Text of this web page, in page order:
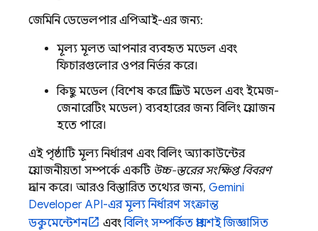
জেমিনি ডেভেলপার এপিআই-এরজন্য:
মূল্য মূলত আপনার ব্যবহৃত মডেল এবং
ফিচারগুলোর ওপর নির্ভর করে।
কিছু মডেল (বিশেষ করে প্রিভিউ মডেল এবং ইমেজ-
জেনারেটিং মডেল) ব্যবহারের জন্য বিলিং প্রয়োজন
হতে পারে।
এই পৃষ্ঠাটি মূল্য নির্ধারণ এবং বিলিং অ্যাকাউন্টের
প্রয়োজনীয়তা সম্পর্কে একটি উচ্চ-স্তরের সংক্ষিপ্ত বিবরণ
প্রদান করে। আরও বিস্তারিত তথ্যের জন্য, Gemini
Developer API-এরমূল্য নির্ধারণ সংক্রান্ত
ডকুমেন্টেশন
এবংবিলিং সম্পর্কিত প্রায়শই জিজ্ঞাসিত